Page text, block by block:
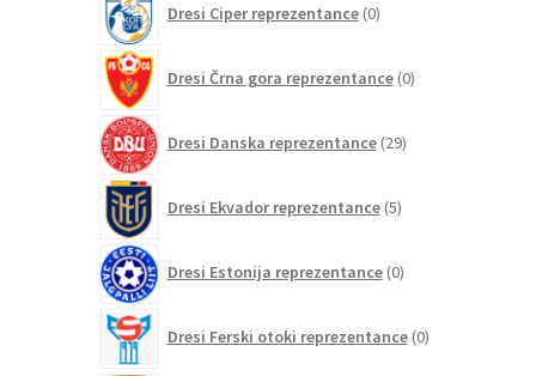
Dresi Ciper reprezentance 0izdelkov
Dresi Črna gora reprezentance 0izdelkov
Dresi Danska reprezentance 29izdelkov
Dresi Ekvador reprezentance 5izdelkov
Dresi Estonija reprezentance 0izdelkov
Dresi Ferski otoki reprezentance 0izdelkov